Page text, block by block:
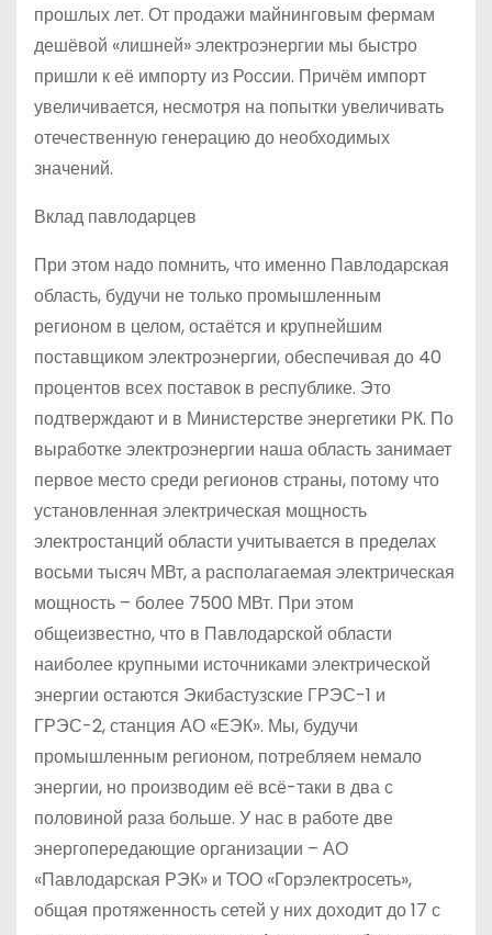
прошлых лет. От продажи майнинговым фермам
дешёвой «лишней» электроэнергии мы быстро
пришли к её импорту из России. Причём импорт
увеличивается, несмотря на попытки увеличивать
отечественную генерацию до необходимых
значений.
Вклад павлодарцев
При этом надо помнить, что именно Павлодарская
область, будучи не только промышленным
регионом в целом, остаётся и крупнейшим
поставщиком электроэнергии, обеспечивая до 40
процентов всех поставок в республике. Это
подтверждают и в Министерстве энергетики РК. По
выработке электроэнергии наша область занимает
первое место среди регионов страны, потому что
установленная электрическая мощность
электростанций области учитывается в пределах
восьми тысяч МВт, а располагаемая электрическая
мощность – более 7500 МВт. При этом
общеизвестно, что в Павлодарской области
наиболее крупными источниками электрической
энергии остаются Экибастузские ГРЭС-1 и
ГРЭС-2, станция АО «ЕЭК». Мы, будучи
промышленным регионом, потребляем немало
энергии, но производим её всё-таки в два с
половиной раза больше. У нас в работе две
энергопередающие организации – АО
«Павлодарская РЭК» и ТОО «Горэлектросеть»,
общая протяженность сетей у них доходит до 17 с